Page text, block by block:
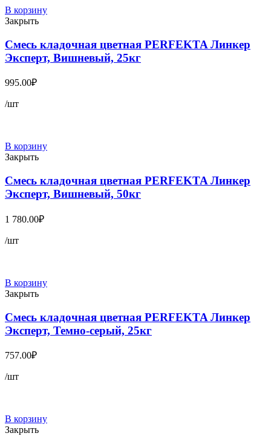
В корзину
Закрыть
Смесь кладочная цветная PERFEKTA Линкер
Эксперт, Вишневый, 25кг
995.00₽
/шт
В корзину
Закрыть
Смесь кладочная цветная PERFEKTA Линкер
Эксперт, Вишневый, 50кг
1 780.00₽
/шт
В корзину
Закрыть
Смесь кладочная цветная PERFEKTA Линкер
Эксперт, Темно-серый, 25кг
757.00₽
/шт
В корзину
Закрыть